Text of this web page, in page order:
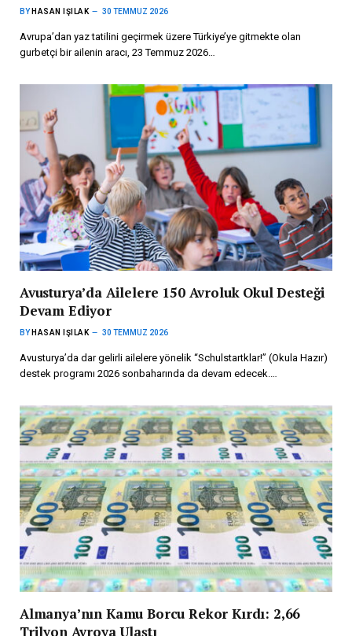
BY HASAN IŞILAK 30 TEMMUZ 2026
Avrupa’dan yaz tatilini geçirmek üzere Türkiye’ye gitmekte olan
gurbetçi bir ailenin aracı, 23 Temmuz 2026…
Avusturya’da Ailelere 150 Avroluk Okul Desteği
Devam Ediyor
BY HASAN IŞILAK 30 TEMMUZ 2026
Avusturya’da dar gelirli ailelere yönelik “Schulstartklar!” (Okula Hazır)
destek programı 2026 sonbaharında da devam edecek.…
Almanya’nın Kamu Borcu Rekor Kırdı: 2,66
Trilyon Avroya Ulaştı